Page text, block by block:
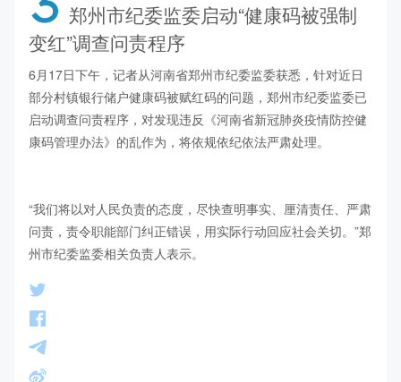
郑州市纪委监委启动“健康码被强制
变红”调查问责程序
6月17日下午，记者从河南省郑州市纪委监委获悉，针对近日
部分村镇银行储户健康码被赋红码的问题，郑州市纪委监委已
启动调查问责程序，对发现违反《河南省新冠肺炎疫情防控健
康码管理办法》的乱作为，将依规依纪依法严肃处理。
“我们将以对人民负责的态度，尽快查明事实、厘清责任、严肃
问责，责令职能部门纠正错误，用实际行动回应社会关切。”郑
州市纪委监委相关负责人表示。